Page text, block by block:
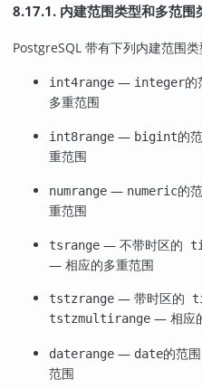
8.17.1. 内建范围类型和多范围
PostgreSQL 带有下列内建范围类
int4range — integer的
多重范围
int8range — bigint的
重范围
numrange — numeric的
重范围
tsrange — 不带时区的
— 相应的多重范围
tstzrange — 带时区的
tstzmultirange — 相应
daterange — date的范围
范围